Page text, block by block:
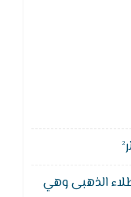
الذهبى وهي